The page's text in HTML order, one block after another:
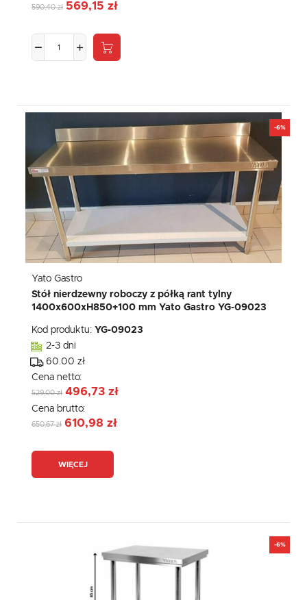
590,40 zł 569,15 zł
-6%
Yato Gastro
Stół nierdzewny roboczy z półką rant tylny
1400x600xH850+100 mm Yato Gastro YG-09023
Kod produktu: YG-09023
2-3 dni
60.00 zł
Cena netto:
529,00 zł 496,73 zł
Cena brutto:
650,67 zł 610,98 zł
WIĘCEJ
-6%